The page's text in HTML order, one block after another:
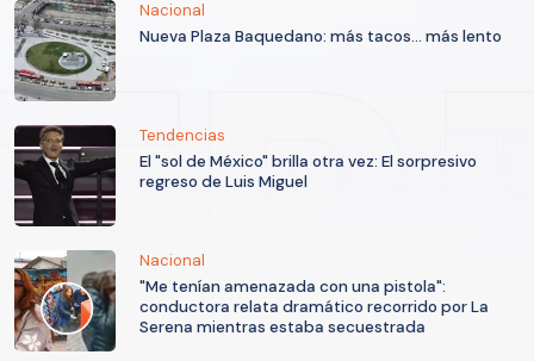
Nacional
Nueva Plaza Baquedano: más tacos... más lento
Tendencias
El "sol de México" brilla otra vez: El sorpresivo
regreso de Luis Miguel
Nacional
"Me tenían amenazada con una pistola":
conductora relata dramático recorrido por La
Serena mientras estaba secuestrada